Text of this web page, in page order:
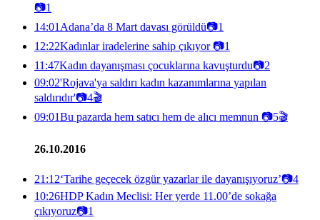
📷1
14:01 Adana’da 8 Mart davası görüldü📷1
12:22Kadınlar iradelerine sahip çıkıyor📷1
11:47Kadın dayanışması çocuklarına kavuşturdu📷2
09:02'Rojava'ya saldırı kadın kazanımlarına yapılan
saldırıdır'📷4🎬
09:01Bu pazarda hem satıcı hem de alıcı memnun 📷5🎬
26.10.2016
21:12‘Tarihe geçecek özgür yazarlar ile dayanışıyoruz’📷4
10:26HDP Kadın Meclisi: Her yerde 11.00’de sokağa
çıkıyoruz📷1